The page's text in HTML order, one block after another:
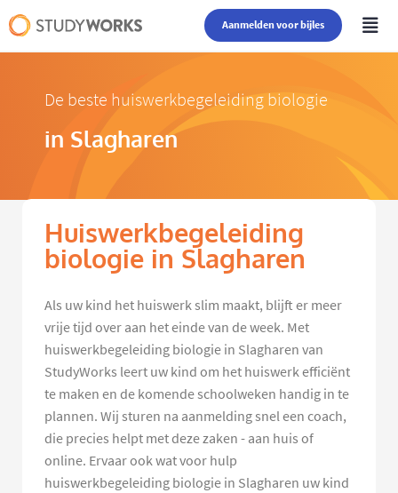
Aanmelden voor bijles
De beste huiswerkbegeleiding biologie
in Slagharen
Huiswerkbegeleiding
biologie in Slagharen
Als uw kind het huiswerk slim maakt, blijft er meer
vrije tijd over aan het einde van de week. Met
huiswerkbegeleiding biologie in Slagharen van
StudyWorks leert uw kind om het huiswerk efficiënt
te maken en de komende schoolweken handig in te
plannen. Wij sturen na aanmelding snel een coach,
die precies helpt met deze zaken - aan huis of
online. Ervaar ook wat voor hulp
huiswerkbegeleiding biologie in Slagharen uw kind